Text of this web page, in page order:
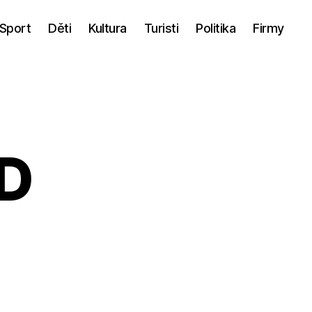
Sport Děti Kultura Turisti Politika Firmy